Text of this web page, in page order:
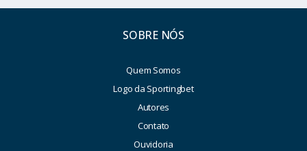
SOBRE NÓS
Quem Somos
Logo da Sportingbet
Autores
Contato
Ouvidoria